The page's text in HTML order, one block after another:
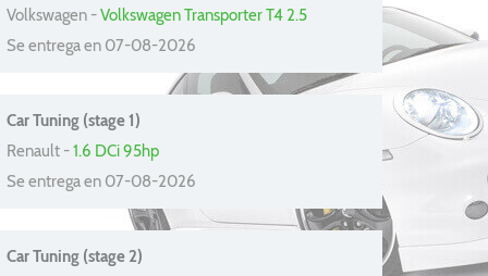
Volkswagen -Volkswagen Transporter T4 2.5
Se entrega en 07-08-2026
Car Tuning (stage 1)
Renault -1.6 DCi 95hp
Se entrega en 07-08-2026
Car Tuning (stage 2)